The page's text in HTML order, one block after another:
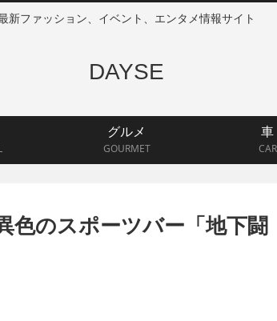
新ファッション、イベント、エンタメ情報サイト
DAYSE
グルメ
GOURMET
車
CAR
色のスポーツバー「地下闘